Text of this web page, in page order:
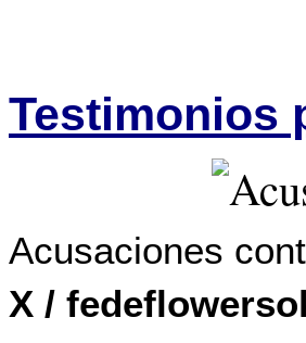
Testimonios
Acusaciones
X /